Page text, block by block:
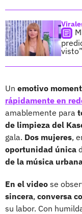
visto”
Un emotivo
rápidamente en
amablemente para
de limpieza del
gala. Dos mujeres,
oportunidad única
de la música
En el video se
sincera, conversa
su labor. Con